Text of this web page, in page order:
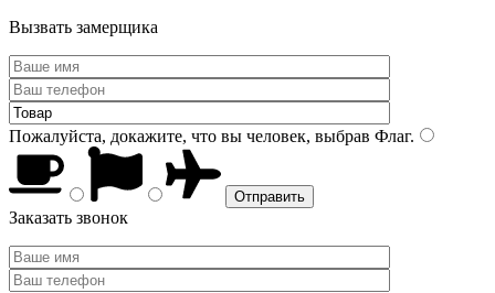
Вызвать замерщика
Пожалуйста, докажите, что вы человек, выбрав Флаг.
Заказать звонок